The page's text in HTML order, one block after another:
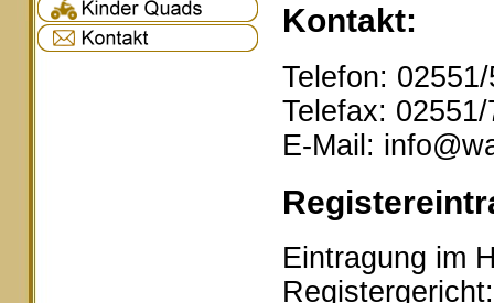
Kontakt:
Telefon:
Telefax:
E-Mail:
Eintragung im